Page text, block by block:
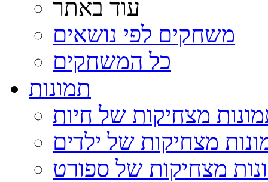
עוד באתר
משחקים לפי נושאים
כל המשחקים
תמונות
מצחיקות של חיות
מצחיקות של ילדים
מצחיקות של ספורט